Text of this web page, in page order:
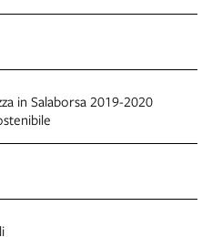
in Salaborsa 2019-2020